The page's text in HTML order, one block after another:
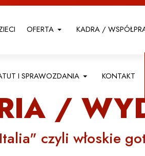
OFERTA KADRA /
I SPRAWOZDANIA KONTAKT
/
czyli włoskie